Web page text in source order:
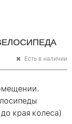
Есть в наличии
края колеса)